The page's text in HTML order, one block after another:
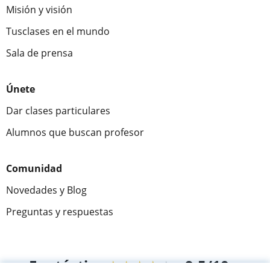
Misión y visión
Tusclases en el mundo
Sala de prensa
Únete
Dar clases particulares
Alumnos que buscan profesor
Comunidad
Novedades y Blog
Preguntas y respuestas